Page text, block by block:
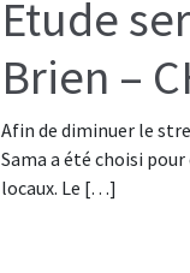
Etude
Brien –
Afin de diminuer le
Sama a été choisi
locaux. Le […]